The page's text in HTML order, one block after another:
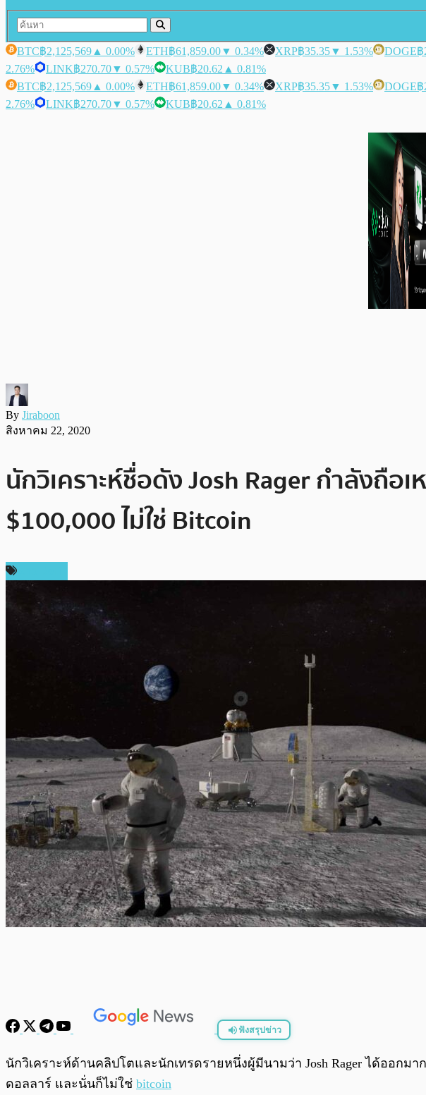
BTC฿2,125,569 ▲ 0.00% ETH฿61,859.00▼ 0.34% XRP฿35.35▼ 1.53% DOGE฿
2.76%
LINK฿270.70▼ 0.57% KUB฿20.62 ▲ 0.81%
BTC฿2,125,569 ▲ 0.00% ETH฿61,859.00▼ 0.34% XRP฿35.35▼ 1.53% DOGE฿
2.76%
LINK฿270.70▼ 0.57% KUB฿20.62 ▲ 0.81%
By Jiraboon
สิงหาคม 22, 2020
นักวิเคราะห์ชื่อดัง Josh Rager กำลังถื
$100,000 ไม่ใช่ Bitcoin
ฟังสรุปข่าว
พร้อมเล่น
นักวิเคราะห์ด้านคลิปโตและนักเทรดรายหนึ่งผู้มีนามว่า Josh Rager ได้ออกม
ดอลลาร์ และนั่นก็ไม่ใช่ bitcoin